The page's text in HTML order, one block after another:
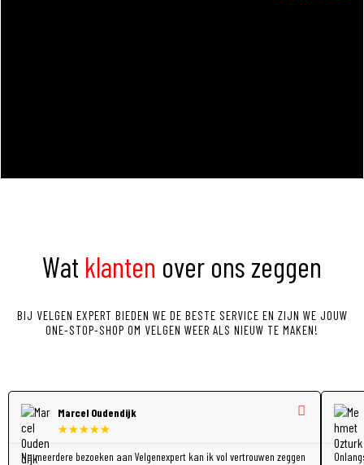
Wat klanten over ons zeggen
BIJ VELGEN EXPERT BIEDEN WE DE BESTE SERVICE EN ZIJN WE JOUW
ONE-STOP-SHOP OM VELGEN WEER ALS NIEUW TE MAKEN!
Marcel Oudendijk
★★★★★
Na meerdere bezoeken aan Velgenexpert kan ik vol vertrouwen zeggen